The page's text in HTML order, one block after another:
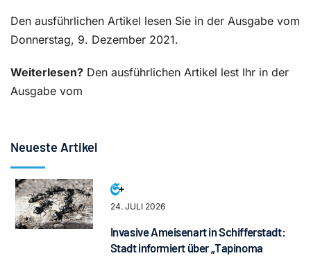
Den ausführlichen Artikel lesen Sie in der Ausgabe vom
Donnerstag, 9. Dezember 2021.
Weiterlesen? Den ausführlichen Artikel lest Ihr in der
Ausgabe vom
Neueste Artikel
24. JULI 2026
Invasive Ameisenart in Schifferstadt:
Stadt informiert über „Tapinoma